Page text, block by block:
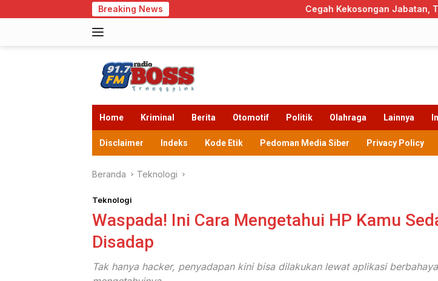
ke
Breaking News Cegah Kekosongan Jabatan, Triadi Admono
Home Kriminal Berita Otomotif Politik Olahraga Lainnya
Disclaimer Indeks Kode Etik Pedoman Media Siber Privacy Policy
Beranda Teknologi
Teknologi
Waspada! Ini Cara Mengetahui HP Kamu
Disadap
Tak hanya hacker, penyadapan kini bisa dilakukan lewat aplikasi